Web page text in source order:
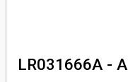
LR031666A -